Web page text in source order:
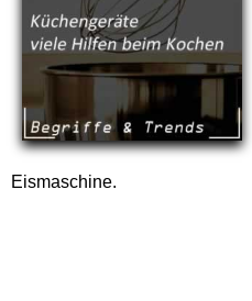
Eismaschine.